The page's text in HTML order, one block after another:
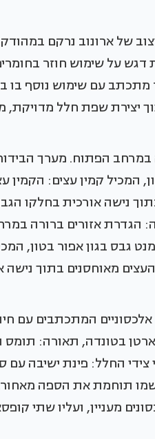
של ארונוב נרקם
על שימוש חוזר
מתכתב עם שימוש נוסף בו
יצירת שפת חלל מדויקת,
הפתוח. מערך
המכיל קמין עצים: הקמין
נישה אורכית בחלקו
הגדרת אזורים ברורה
גבס בגון אפור בטון,
מאוחסנים בתוך נישה
המתכתבים עם
ארטן בטונדה, תאורה:
צידי החלל: פינת ישיבה עם
שמו תוחמת את הספה
מעניין, ועליו שתי